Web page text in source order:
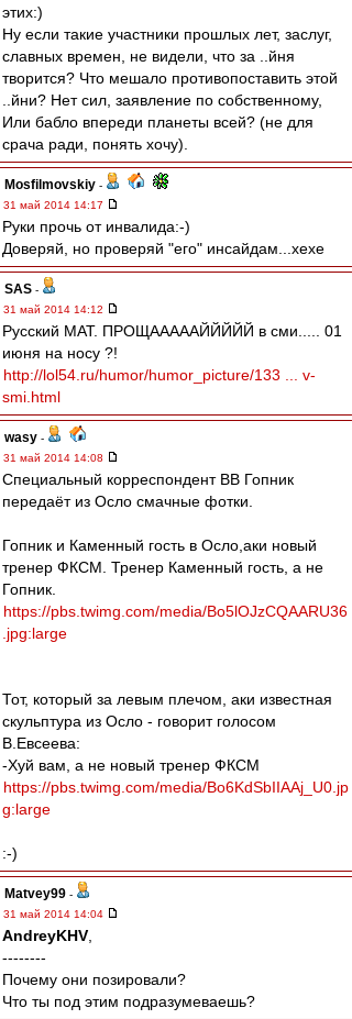
этих:)
Ну если такие участники прошлых лет, заслуг,
славных времен, не видели, что за ..йня
творится? Что мешало противопоставить этой
..йни? Нет сил, заявление по собственному,
Или бабло впереди планеты всей? (не для
срача ради, понять хочу).
Mosfilmovskiy -
31 май 2014 14:17
Руки прочь от инвалида:-)
Доверяй, но проверяй "его" инсайдам...хехе
SAS -
31 май 2014 14:12
Русский МАТ. ПРОЩАААААЙЙЙЙЙ в сми..... 01
июня на носу ?!
http://lol54.ru/humor/humor_picture/133 ... v-
smi.html
wasy -
31 май 2014 14:08
Специальный корреспондент ВВ Гопник
передаёт из Осло смачные фотки.
Гопник и Каменный гость в Осло,аки новый
тренер ФКСМ. Тренер Каменный гость, а не
Гопник.
https://pbs.twimg.com/media/Bo5lOJzCQAARU36
.jpg:large
Тот, который за левым плечом, аки известная
скульптура из Осло - говорит голосом
В.Евсеева:
-Хуй вам, а не новый тренер ФКСМ
https://pbs.twimg.com/media/Bo6KdSbIIAAj_U0.jp
g:large
:-)
Matvey99 -
31 май 2014 14:04
AndreyKHV
--------
Почему они позировали?
Что ты под этим подразумеваешь?